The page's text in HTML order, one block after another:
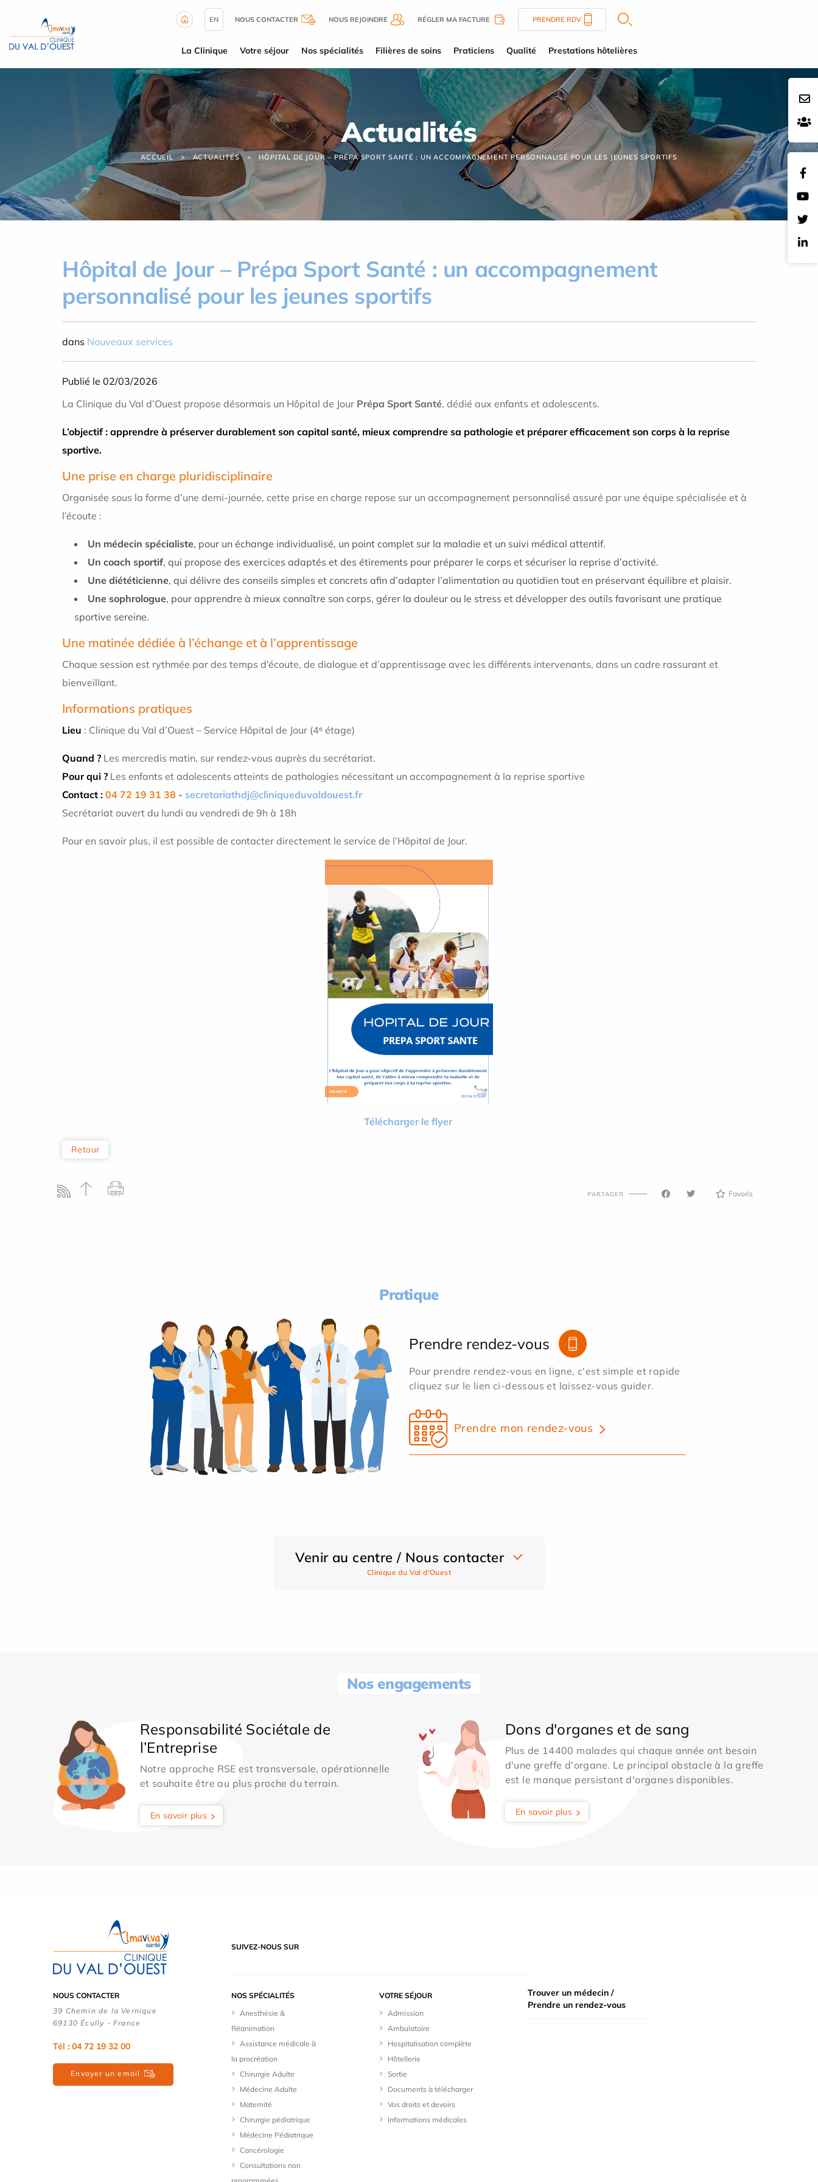
EN NOUS CONTACTER NOUS REJOINDRE RÉGLER MA FACTURE PRENDRE RDV
La Clinique Votre séjour Nos spécialités Filières de soins Praticiens Qualité Prestations hôtelières
Actualités
ACCUEIL ACTUALITÉS HÔPITAL DE JOUR – PRÉPA SPORT SANTÉ : UN ACCOMPAGNEMENT PERSONNALISÉ POUR LES JEUNES SPORTIFS
Hôpital de Jour – Prépa Sport Santé : un accompagnement
personnalisé pour les jeunes sportifs
dans Nouveaux services
Publié le 02/03/2026
La Clinique du Val d’Ouest propose désormais un Hôpital de Jour Prépa Sport Santé, dédié aux enfants et adolescents.
L’objectif : apprendre à préserver durablement son capital santé, mieux comprendre sa pathologie et préparer efficacement son corps à la reprise
sportive.
Une prise en charge pluridisciplinaire
Organisée sous la forme d’une demi-journée, cette prise en charge repose sur un accompagnement personnalisé assuré par une équipe spécialisée et à
l’écoute :
Un médecin spécialiste, pour un échange individualisé, un point complet sur la maladie et un suivi médical attentif.
Un coach sportif, qui propose des exercices adaptés et des étirements pour préparer le corps et sécuriser la reprise d’activité.
Une diététicienne, qui délivre des conseils simples et concrets afin d’adapter l’alimentation au quotidien tout en préservant équilibre et plaisir.
Une sophrologue, pour apprendre à mieux connaître son corps, gérer la douleur ou le stress et développer des outils favorisant une pratique
sportive sereine.
Une matinée dédiée à l’échange et à l’apprentissage
Chaque session est rythmée par des temps d’écoute, de dialogue et d’apprentissage avec les différents intervenants, dans un cadre rassurant et
bienveillant.
Informations pratiques
Lieu : Clinique du Val d’Ouest – Service Hôpital de Jour (4ᵉ étage)
Quand ? Les mercredis matin, sur rendez-vous auprès du secrétariat.
Pour qui ? Les enfants et adolescents atteints de pathologies nécessitant un accompagnement à la reprise sportive
Contact : 04 72 19 31 38 - secretariathdj@cliniqueduvaldouest.fr
Secrétariat ouvert du lundi au vendredi de 9h à 18h
Pour en savoir plus, il est possible de contacter directement le service de l’Hôpital de Jour.
Télécharger le flyer
Retour
PARTAGER Favoris
Pratique
Prendre rendez-vous
Pour prendre rendez-vous en ligne, c'est simple et rapide
cliquez sur le lien ci-dessous et laissez-vous guider.
Prendre mon rendez-vous
Venir au centre / Nous contacter
Clinique du Val d'Ouest
Nos engagements
Responsabilité Sociétale de
l’Entreprise
Notre approche RSE est transversale, opérationnelle
et souhaite être au plus proche du terrain.
En savoir plus
Dons d'organes et de sang
Plus de 14400 malades qui chaque année ont besoin
d'une greffe d'organe. Le principal obstacle à la greffe
est le manque persistant d'organes disponibles.
En savoir plus
SUIVEZ-NOUS SUR
NOUS CONTACTER
39 Chemin de la Vernique
69130 Écully - France
Tél : 04 72 19 32 00
Envoyer un email
NOS SPÉCIALITÉS
Anesthésie &
Réanimation
Assistance médicale à
la procréation
Chirurgie Adulte
Médecine Adulte
Maternité
Chirurgie pédiatrique
Médecine Pédiatrique
Cancérologie
Consultations non
VOTRE SÉJOUR
Admission
Ambulatoire
Hospitalisation complète
Hôtellerie
Sortie
Documents à télécharger
Vos droits et devoirs
Informations médicales
Trouver un médecin /
Prendre un rendez-vous